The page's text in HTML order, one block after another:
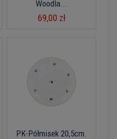
Woodla...
69,00 zł
PK-Półmisek 20,5cm.